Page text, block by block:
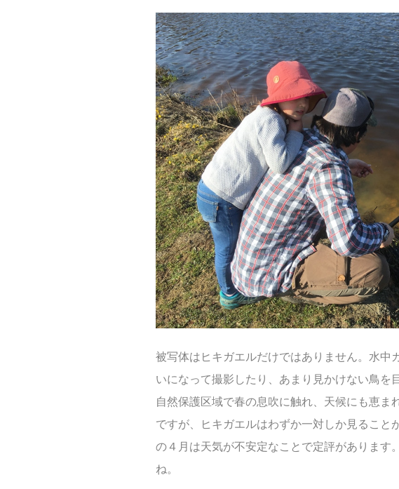
被写体はヒキガエルだけではありません。水中
いになって撮影したり、あまり見かけない鳥を
自然保護区域で春の息吹に触れ、天候にも恵
ですが、ヒキガエルはわずか一対しか見ること
の４月は天気が不安定なことで定評があります
ね。